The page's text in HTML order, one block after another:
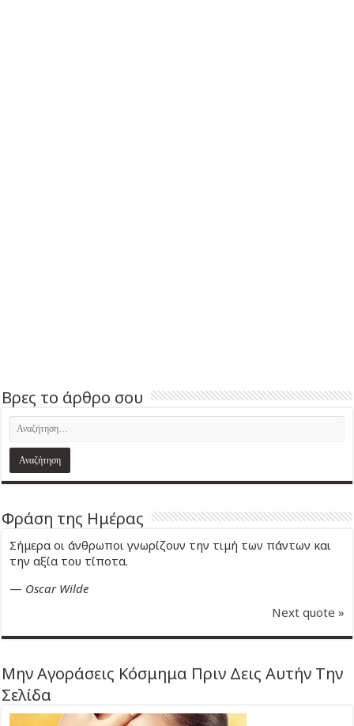
Βρες το άρθρο σου
Φράση της Ημέρας
Σήμερα οι άνθρωποι γνωρίζουν την τιμή των πάντων και
την αξία του τίποτα.
— Oscar Wilde
Next quote »
Μην Αγοράσεις Κόσμημα Πριν Δεις Αυτήν Την
Σελίδα